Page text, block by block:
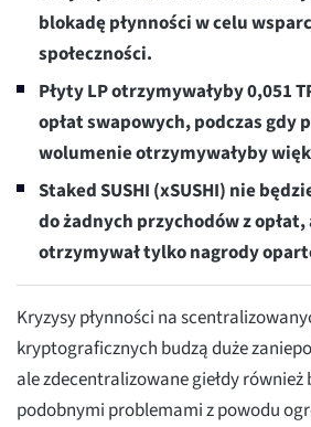
blokadę płynności w celu
społeczności.
Płyty LP otrzymywałyby 0,051
opłat swapowych, podczas gdy
wolumenie otrzymywałyby
Staked SUSHI (xSUSHI) nie
do żadnych przychodów z
otrzymywał tylko nagrody
Kryzysy płynności na
kryptograficznych budzą duże
ale zdecentralizowane giełdy również
podobnymi problemami z powodu